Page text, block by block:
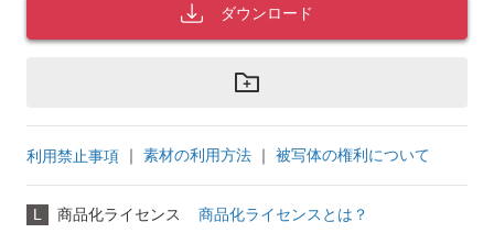
ダウンロード
利用禁止事項 ｜ 素材の利用方法 ｜ 被写体の権利について
L 商品化ライセンス 商品化ライセンスとは？